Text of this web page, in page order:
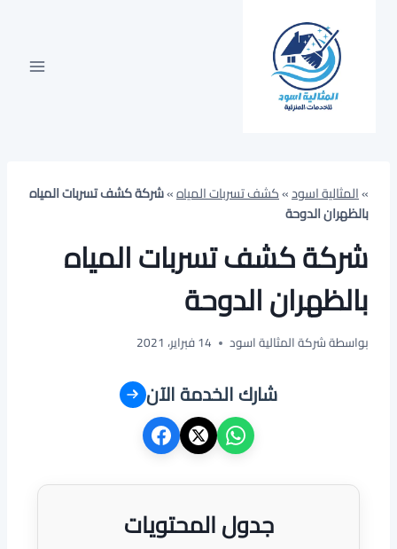
»المثالية اسود»كشف تسربات المياه»شركة كشف تسربات المياه
بالظهران الدوحة
شركة كشف تسربات المياه
بالظهران الدوحة
بواسطةشركة المثالية اسود 14 فبراير، 2021
شارك الخدمة الآن
جدول المحتويات